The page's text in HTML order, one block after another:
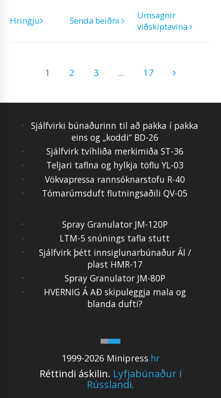
Hringju Senda beiðni
Umsagnir
viðskiptavina
1 2 3 ... 17
Sjálfvirki búnaðurinn til að pakka í pakka
eins og „koddi“ BD-26
Sjálfvirk tvíhliða merkimiða ST-36
Teljari taflna og hylkja töflu YL-03
Vökvapressa rannsóknarstofu R-40
Tómarúmsduft flutningsaðili QV-05
1999-2026 Minipress.hr
Réttindi áskilin. Lyfjabúnaður í
Rússlandi.
Spray Granulator JM-120P
LTM-5 snúnings tafla stutt
Sjálfvirk þétt innsiglunarbúnaður Ál /
plast HMR-17
Spray Granulator JM-80P
HVERNIG Á AÐ skipuleggja mala og
blanda dufti?